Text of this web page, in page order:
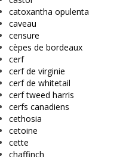
catoxantha opulenta
caveau
censure
cèpes de bordeaux
cerf
cerf de virginie
cerf de whitetail
cerf tweed harris
cerfs canadiens
cethosia
cetoine
cette
chaffinch